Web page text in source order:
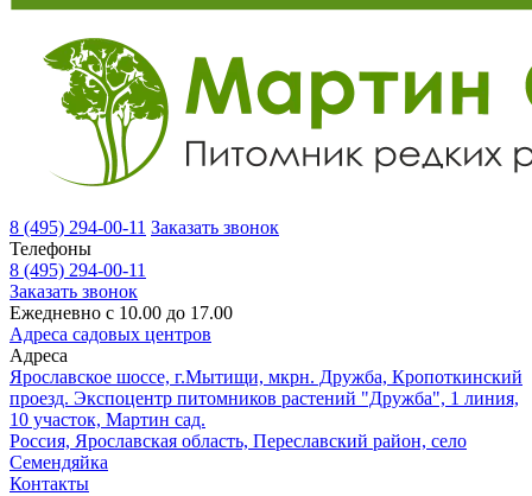
8 (495) 294-00-11 Заказать звонок
Телефоны
8 (495) 294-00-11
Заказать звонок
Ежедневно с 10.00 до 17.00
Адреса садовых центров
Адреса
Ярославское шоссе, г.Мытищи, мкрн. Дружба, Кропоткинский
проезд. Экспоцентр питомников растений "Дружба", 1 линия,
10 участок, Мартин сад.
Россия, Ярославская область, Переславский район, село
Семендяйка
Контакты